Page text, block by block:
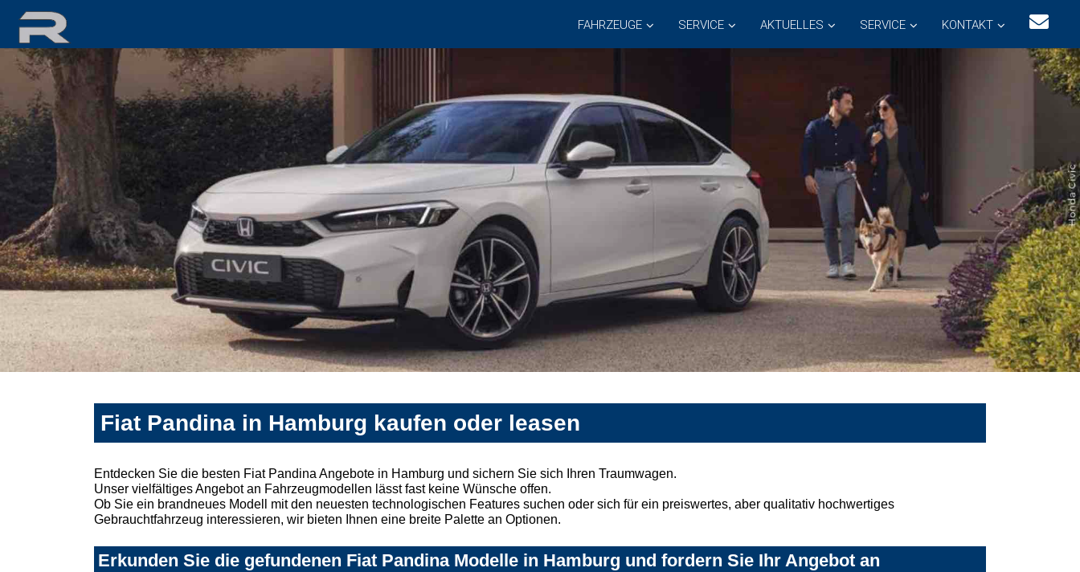
FAHRZEUGE SERVICE AKTUELLES SERVICE KONTAKT
Fiat Pandina in Hamburg kaufen oder leasen
Entdecken Sie die besten Fiat Pandina Angebote in Hamburg und sichern Sie sich Ihren Traumwagen.
Unser vielfältiges Angebot an Fahrzeugmodellen lässt fast keine Wünsche offen.
Ob Sie ein brandneues Modell mit den neuesten technologischen Features suchen oder sich für ein preiswertes, aber qualitativ hochwertiges
Gebrauchtfahrzeug interessieren, wir bieten Ihnen eine breite Palette an Optionen.
Erkunden Sie die gefundenen Fiat Pandina Modelle in Hamburg und fordern Sie Ihr Angebot an